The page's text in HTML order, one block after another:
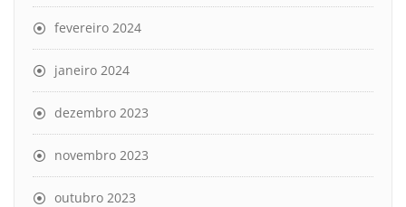
fevereiro 2024
janeiro 2024
dezembro 2023
novembro 2023
outubro 2023